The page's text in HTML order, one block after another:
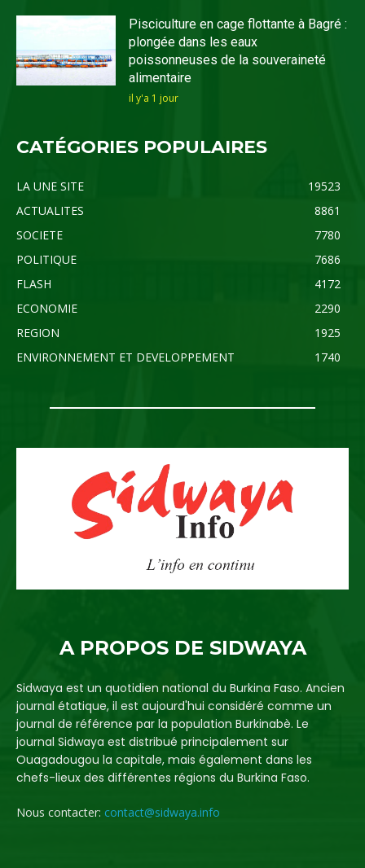
Pisciculture en cage flottante à Bagré :
plongée dans les eaux
poissonneuses de la souveraineté
alimentaire
il y'a 1 jour
CATÉGORIES POPULAIRES
LA UNE SITE
19523
ACTUALITES
8861
SOCIETE
7780
POLITIQUE
7686
FLASH
4172
ECONOMIE
2290
REGION
1925
ENVIRONNEMENT ET DEVELOPPEMENT
1740
A PROPOS DE SIDWAYA
Sidwaya est un quotidien national du Burkina Faso. Ancien
journal étatique, il est aujourd'hui considéré comme un
journal de référence par la population Burkinabè. Le
journal Sidwaya est distribué principalement sur
Ouagadougou la capitale, mais également dans les
chefs-lieux des différentes régions du Burkina Faso.
Nous contacter: contact@sidwaya.info